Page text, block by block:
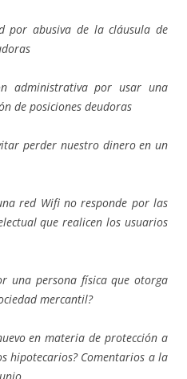
por abusiva de la cláusula de
administrativa por usar una
de posiciones deudoras
perder nuestro dinero en un
red Wifi no responde por las
que realicen los usuarios
una persona física que otorga
mercantil?
en materia de protección a
hipotecarios? Comentarios a la